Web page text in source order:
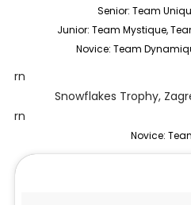
Senior: Team
Junior: Team Mystique,
Novice: Team
rn
Snowflakes Trophy,
rn
Novice: